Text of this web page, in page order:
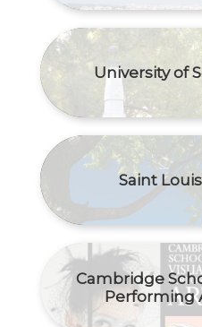
University of
Saint
Cambridge
Performing